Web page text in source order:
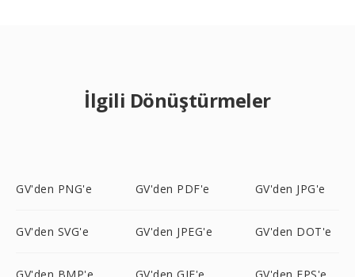
İlgili Dönüştürmeler
GV'den PNG'e GV'den PDF'e GV'den JPG'e
GV'den SVG'e GV'den JPEG'e GV'den DOT'e